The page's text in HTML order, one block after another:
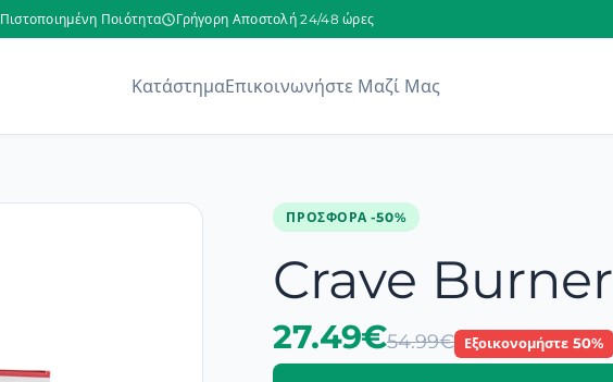
Πιστοποιημένη Ποιότητα Γρήγορη Αποστολή 24/48 ώρες
ΚατάστημαΕπικοινωνήστε Μαζί Μας
ΠΡΟΣΦΟΡΆ -50%
Crave Burner
27.49€54.99€ Εξοικονομήστε 50%